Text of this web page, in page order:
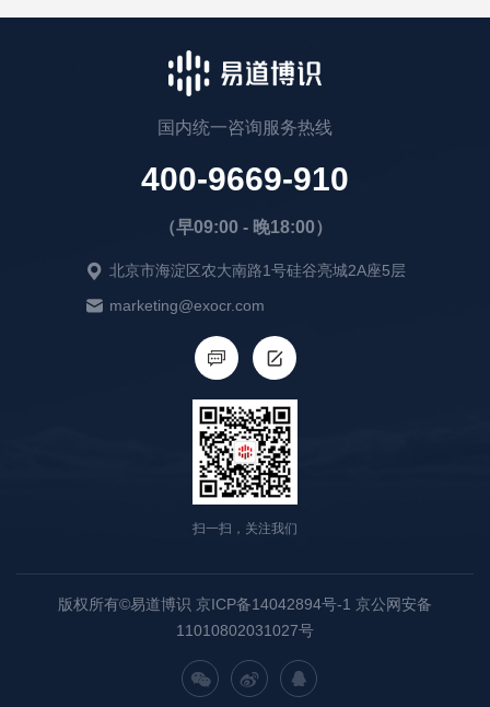
国内统一咨询服务热线
400-9669-910
（早09:00 - 晚18:00）
北京市海淀区农大南路1号硅谷亮城2A座5层
marketing@exocr.com
扫一扫，关注我们
版权所有©易道博识 京ICP备14042894号-1 京公网安备
11010802031027号